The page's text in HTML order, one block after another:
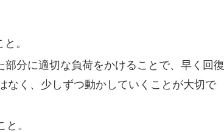
。
部分に適切な負荷をかけることで、早く回復
なく、少しずつ動かしていくことが大切で
。